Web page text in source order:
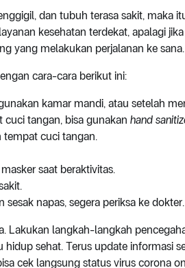
dan tubuh terasa sakit, maka
kesehatan terdekat, apalagi
yang melakukan perjalanan ke sana.
cara-cara berikut ini:
kamar mandi, atau setelah
tangan, bisa gunakan hand
cuci tangan.
saat beraktivitas.
napas, segera periksa ke dokter.
Lakukan langkah-langkah
sehat. Terus update informasi
cek langsung status virus corona